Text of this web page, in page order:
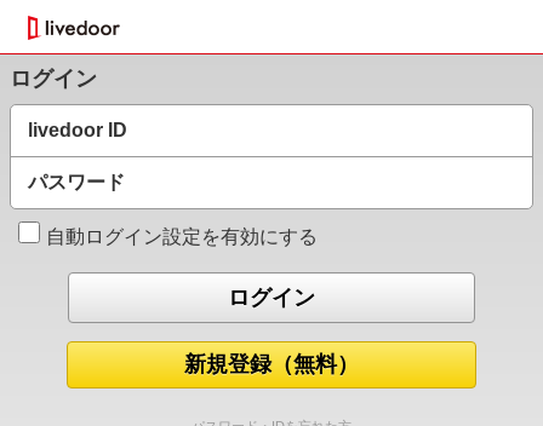
ログイン
livedoor ID
パスワード
自動ログイン設定を有効にする
新規登録（無料）